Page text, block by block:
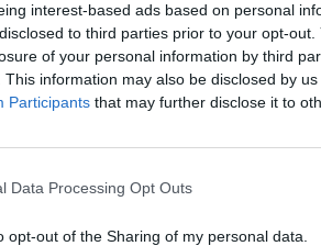
interest-based ads based on personal
to third parties prior to your opt-
of your personal information by third
This information may also be disclosed by
Participants that may further disclose it to
Data Processing Opt Outs
opt-out of the Sharing of my personal data.
για το θέμα της
Θηροφυλακής πρέπει να
και στην προστασία του
θέμα από την Κυνηγετική
στις νυχτερινές υπηρεσίες